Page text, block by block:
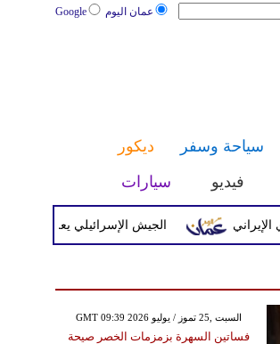
عمان اليوم Google
سياحة وسفر
ديكور
فيديو سيارات
الجيش الإسرائيلي يعلن بدء موجة
GMT 09:39 2026 السبت ,25 تموز / يوليو
فساتين السهرة بزمزمات الخصر صيحة